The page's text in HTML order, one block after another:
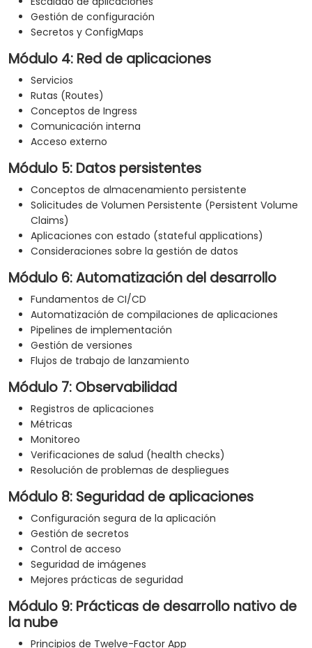
Gestión de configuración
Secretos y ConfigMaps
Módulo 4: Red de aplicaciones
Servicios
Rutas (Routes)
Conceptos de Ingress
Comunicación interna
Acceso externo
Módulo 5: Datos persistentes
Conceptos de almacenamiento persistente
Solicitudes de Volumen Persistente (Persistent Volume
Claims)
Aplicaciones con estado (stateful applications)
Consideraciones sobre la gestión de datos
Módulo 6: Automatización del desarrollo
Fundamentos de CI/CD
Automatización de compilaciones de aplicaciones
Pipelines de implementación
Gestión de versiones
Flujos de trabajo de lanzamiento
Módulo 7: Observabilidad
Registros de aplicaciones
Métricas
Monitoreo
Verificaciones de salud (health checks)
Resolución de problemas de despliegues
Módulo 8: Seguridad de aplicaciones
Configuración segura de la aplicación
Gestión de secretos
Control de acceso
Seguridad de imágenes
Mejores prácticas de seguridad
Módulo 9: Prácticas de desarrollo nativo de
la nube
Principios de Twelve-Factor App